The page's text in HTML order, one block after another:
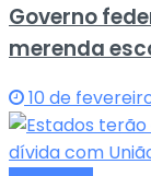
Governo
merenda
10 de